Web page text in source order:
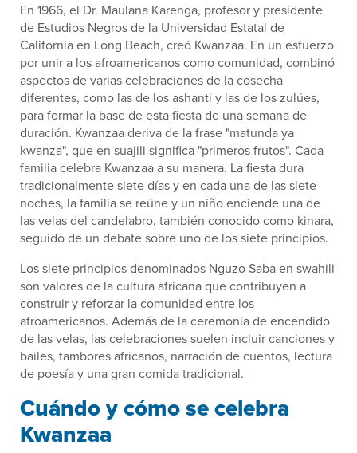
En 1966, el Dr. Maulana Karenga, profesor y presidente
de Estudios Negros de la Universidad Estatal de
California en Long Beach, creó Kwanzaa. En un esfuerzo
por unir a los afroamericanos como comunidad, combinó
aspectos de varias celebraciones de la cosecha
diferentes, como las de los ashanti y las de los zulúes,
para formar la base de esta fiesta de una semana de
duración. Kwanzaa deriva de la frase "matunda ya
kwanza", que en suajili significa "primeros frutos". Cada
familia celebra Kwanzaa a su manera. La fiesta dura
tradicionalmente siete días y en cada una de las siete
noches, la familia se reúne y un niño enciende una de
las velas del candelabro, también conocido como kinara,
seguido de un debate sobre uno de los siete principios.
Los siete principios denominados Nguzo Saba en swahili
son valores de la cultura africana que contribuyen a
construir y reforzar la comunidad entre los
afroamericanos. Además de la ceremonia de encendido
de las velas, las celebraciones suelen incluir canciones y
bailes, tambores africanos, narración de cuentos, lectura
de poesía y una gran comida tradicional.
Cuándo y cómo se celebra
Kwanzaa